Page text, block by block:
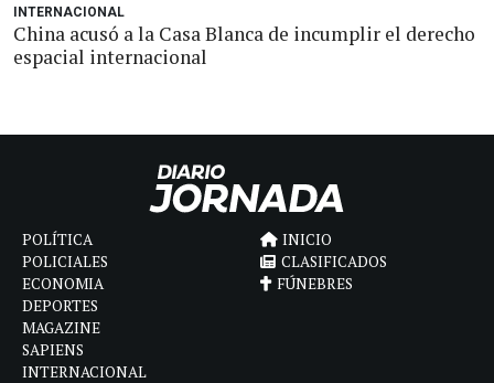
INTERNACIONAL
China acusó a la Casa Blanca de incumplir el derecho
espacial internacional
POLÍTICA
POLICIALES
ECONOMIA
DEPORTES
MAGAZINE
SAPIENS
INTERNACIONAL
INICIO
CLASIFICADOS
FÚNEBRES